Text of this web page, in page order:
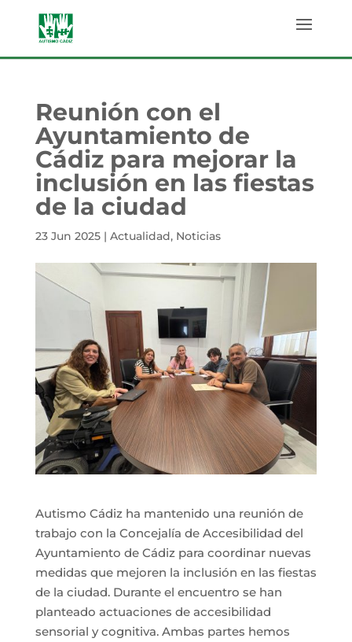
Reunión con el
Ayuntamiento de
Cádiz para mejorar la
inclusión en las fiestas
de la ciudad
23 Jun 2025| Actualidad, Noticias
Autismo Cádiz ha mantenido una reunión de
trabajo con la Concejalía de Accesibilidad del
Ayuntamiento de Cádiz para coordinar nuevas
medidas que mejoren la inclusión en las fiestas
de la ciudad. Durante el encuentro se han
planteado actuaciones de accesibilidad
sensorial y cognitiva. Ambas partes hemos